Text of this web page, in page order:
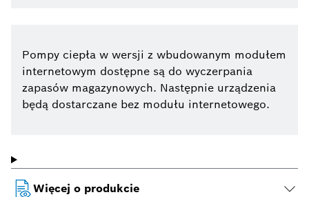
Pompy ciepła w wersji z wbudowanym modułem
internetowym dostępne są do wyczerpania
zapasów magazynowych. Następnie urządzenia
będą dostarczane bez modułu internetowego.
Więcej o produkcie